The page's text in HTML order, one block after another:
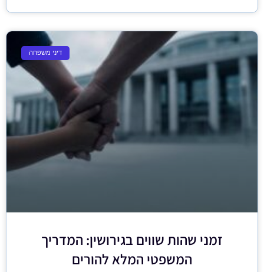
דיני משפחה
זמני שהות שווים בגירושין: המדריך
המשפטי המלא להורים